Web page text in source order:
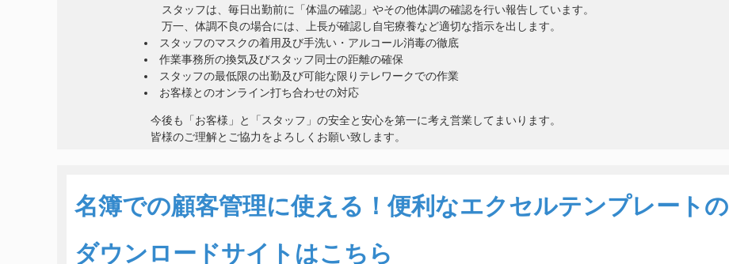
スタッフは、毎日出勤前に「体温の確認」やその他体調の確認を行い報告しています。
万一、体調不良の場合には、上長が確認し自宅療養など適切な指示を出します。
スタッフのマスクの着用及び手洗い・アルコール消毒の徹底
作業事務所の換気及びスタッフ同士の距離の確保
スタッフの最低限の出勤及び可能な限りテレワークでの作業
お客様とのオンライン打ち合わせの対応
今後も「お客様」と「スタッフ」の安全と安心を第一に考え営業してまいります。
皆様のご理解とご協力をよろしくお願い致します。
名簿での顧客管理に使える！便利なエクセルテンプレートの
ダウンロードサイトはこちら